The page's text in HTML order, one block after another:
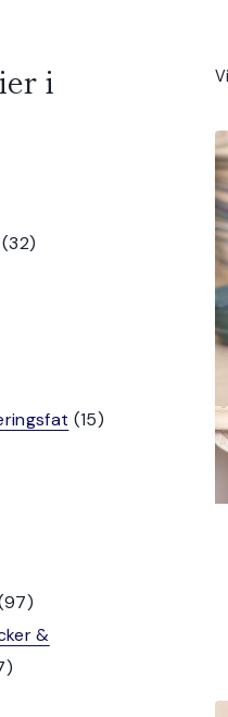
i
3232
1515
9797
produkter
&
7